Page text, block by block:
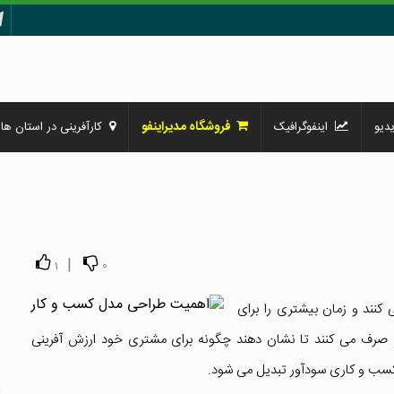
اینفوگرافیک فروشگاه مدیراینفو کارآفرینی در استان ها
0
|
1
و زمان بیشتری را برای
صرف می کنند تا نشان دهند چگونه برای مشتری خود ارزش آفرینی
کسب و کاری سودآور تبدیل می شود.